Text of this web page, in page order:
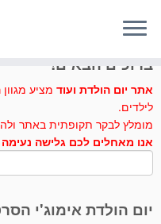
ברוכים הבאים!
אתר יום הולדת ועוד מציע
לילדים.
מומלץ לבקר תקופתית באתר
אנו מאחלים לכם גלישה
יום הולדת אימוג'י